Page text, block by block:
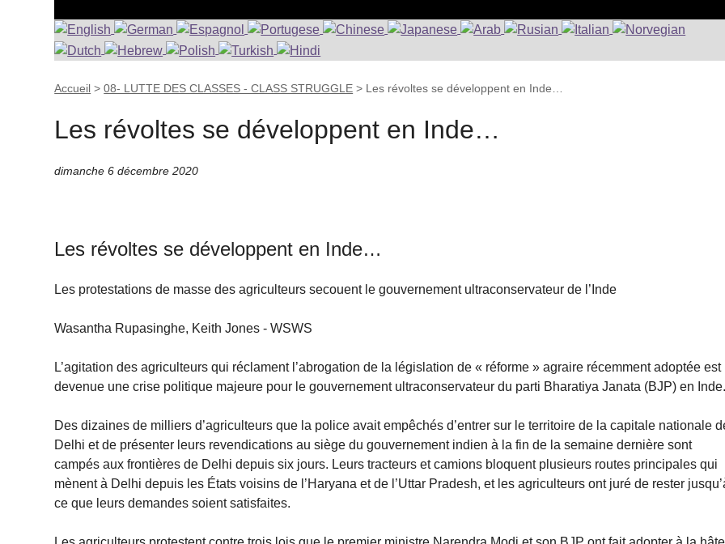
Accueil >08- LUTTE DES CLASSES - CLASS STRUGGLE > Les révoltes se développent en Inde…
Les révoltes se développent en Inde…
dimanche 6 décembre 2020
Les révoltes se développent en Inde…
Les protestations de masse des agriculteurs secouent le gouvernement ultraconservateur de l’Inde
Wasantha Rupasinghe, Keith Jones - WSWS
L’agitation des agriculteurs qui réclament l’abrogation de la législation de « réforme » agraire récemment adoptée est
devenue une crise politique majeure pour le gouvernement ultraconservateur du parti Bharatiya Janata (BJP) en Inde.
Des dizaines de milliers d’agriculteurs que la police avait empêchés d’entrer sur le territoire de la capitale nationale
Delhi et de présenter leurs revendications au siège du gouvernement indien à la fin de la semaine dernière sont
campés aux frontières de Delhi depuis six jours. Leurs tracteurs et camions bloquent plusieurs routes principales qui
mènent à Delhi depuis les États voisins de l’Haryana et de l’Uttar Pradesh, et les agriculteurs ont juré de rester
ce que leurs demandes soient satisfaites.